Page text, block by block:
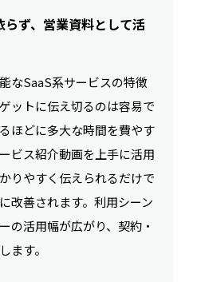
ず、営業資料として活
なSaaS系サービスの特徴
ットに伝え切るのは容易で
ほどに多大な時間を費やす
ビス紹介動画を上手に活用
りやすく伝えられるだけで
改善されます。利用シーン
の活用幅が広がり、契約・
ます。